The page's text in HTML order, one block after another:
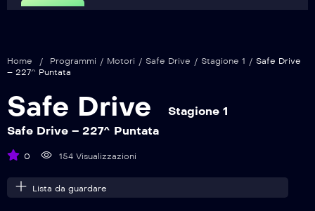
Home / Programmi / Motori / Safe Drive / Stagione 1 / Safe Drive
– 227^ Puntata
Safe Drive
Stagione 1
Safe Drive – 227^ Puntata
0 154 Visualizzazioni
Lista da guardare